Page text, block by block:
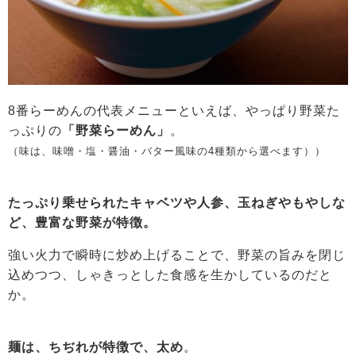
8番らーめんの代表メニューといえば、やっぱり野菜た
っぷりの 「野菜らーめん」 。
（味は、味噌・塩・醤油・バター風味の4種類から選べます））
たっぷり乗せられたキャベツや人参、玉ねぎやもやしな
ど、豊富な野菜が特徴。
強い火力で瞬時に炒め上げることで、野菜の旨みを閉じ
込めつつ、しゃきっとした食感を生かしているのだと
か。
麺は、ちぢれが特徴で、太め。